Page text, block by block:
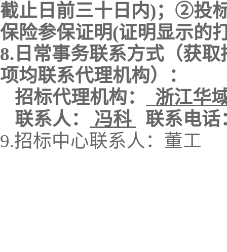
截止日前三十日内)；②投
保险参保证明(证明显示的
8. 日常事务联系方式（获
项均联系代理机构）：
招标代理机构：
浙江华
联系人：
冯科
联系电话
9.招标中心联系人：董工